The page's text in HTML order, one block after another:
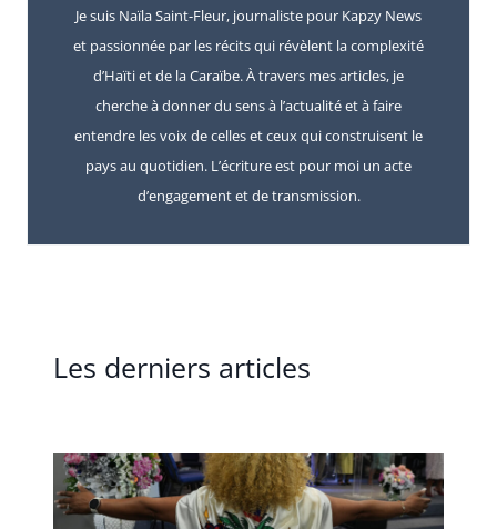
Je suis Naïla Saint-Fleur, journaliste pour Kapzy News
et passionnée par les récits qui révèlent la complexité
d’Haïti et de la Caraïbe. À travers mes articles, je
cherche à donner du sens à l’actualité et à faire
entendre les voix de celles et ceux qui construisent le
pays au quotidien. L’écriture est pour moi un acte
d’engagement et de transmission.
Les derniers articles